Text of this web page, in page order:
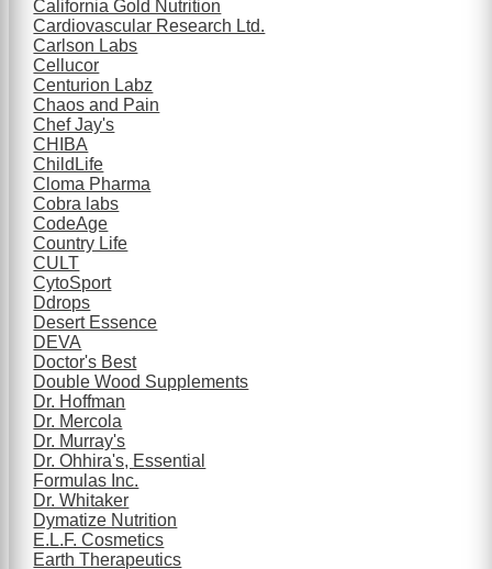
California Gold Nutrition
Cardiovascular Research Ltd.
Carlson Labs
Cellucor
Centurion Labz
Chaos and Pain
Chef Jay's
CHIBA
ChildLife
Cloma Pharma
Cobra labs
CodeAge
Country Life
CULT
CytoSport
Ddrops
Desert Essence
DEVA
Doctor's Best
Double Wood Supplements
Dr. Hoffman
Dr. Mercola
Dr. Murray's
Dr. Ohhira's, Essential
Formulas Inc.
Dr. Whitaker
Dymatize Nutrition
E.L.F. Cosmetics
Earth Therapeutics